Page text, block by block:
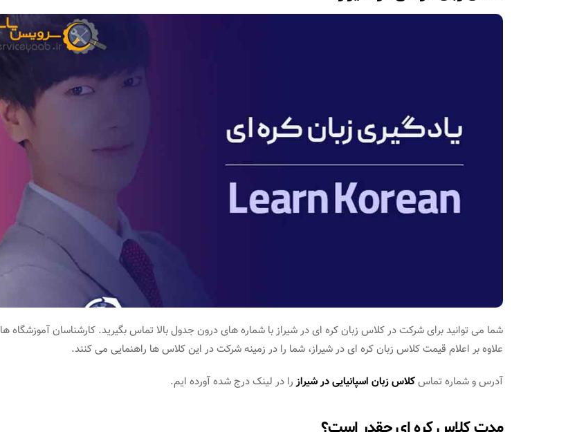
شما می توانید برای شرکت در کلاس زبان کره ای در شیراز با شماره های درون جدول بالا تماس بگیرید. کارشناسان آموزشگاه ها
علاوه بر اعلام قیمت کلاس زبان کره ای در شیراز، شما را در زمینه شرکت در این کلاس ها راهنمایی می کنند.
آدرس و شماره تماسکلاس زبان اسپانیایی در شیرازرا در لینک درج شده آورده ایم.